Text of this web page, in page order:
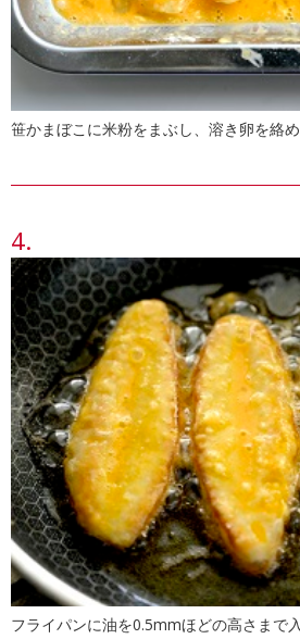
笹かまぼこに米粉をまぶし、溶き卵を絡め
フライパンに油を0.5mmほどの高さまで